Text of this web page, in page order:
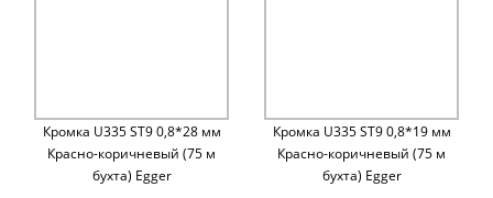
Кромка U335 ST9 0,8*28 мм
Красно-коричневый (75 м
бухта) Egger
Кромка U335 ST9 0,8*19 мм
Красно-коричневый (75 м
бухта) Egger